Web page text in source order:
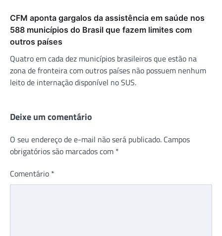
CFM aponta gargalos da assistência em saúde nos
588 municípios do Brasil que fazem limites com
outros países
Quatro em cada dez municípios brasileiros que estão na
zona de fronteira com outros países não possuem nenhum
leito de internação disponível no SUS.
Deixe um comentário
O seu endereço de e-mail não será publicado. Campos
obrigatórios são marcados com *
Comentário *